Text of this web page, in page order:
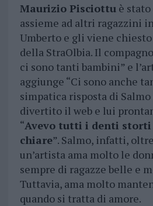
Maurizio Pisciottuè
assieme ad altri ragazzini
Umberto e gli viene
della StraOlbia. Il
ci sono tanti bambini” e
aggiunge “Ci sono anche
simpatica risposta di Salmo
divertito il web e lui
“Avevo tutti i denti storti
chiare”. Salmo, infatti,
un’artista ama molto le
sempre di ragazze belle e
Tuttavia, ama molto
quando si tratta di amore.